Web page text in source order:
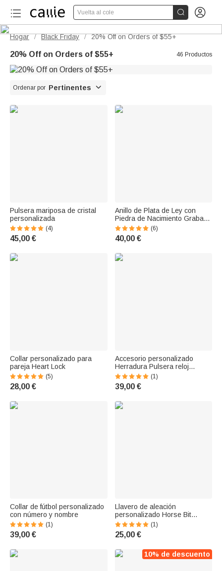
Vuelta al cole  
Hogar / Black Friday / 20% Off on Orders of $55+
20% Off on Orders of $55+ 46 Productos
Ordenar por Pertinentes 
Pulsera mariposa de cristal
personalizada
(4)
45,00 €
Anillo de Plata de Ley con
Piedra de Nacimiento Grabada
Rama Hojas(6)
40,00 €
Collar personalizado para
pareja Heart Lock
(5)
28,00 €
Accesorio personalizado
Herradura Pulsera reloj
Charms
(1)
39,00 €
Collar de fútbol personalizado
con número y nombre
(1)
39,00 €
Llavero de aleación
personalizado Horse Bit
Horse Lover Gift
(1)
25,00 €
10% de descuento